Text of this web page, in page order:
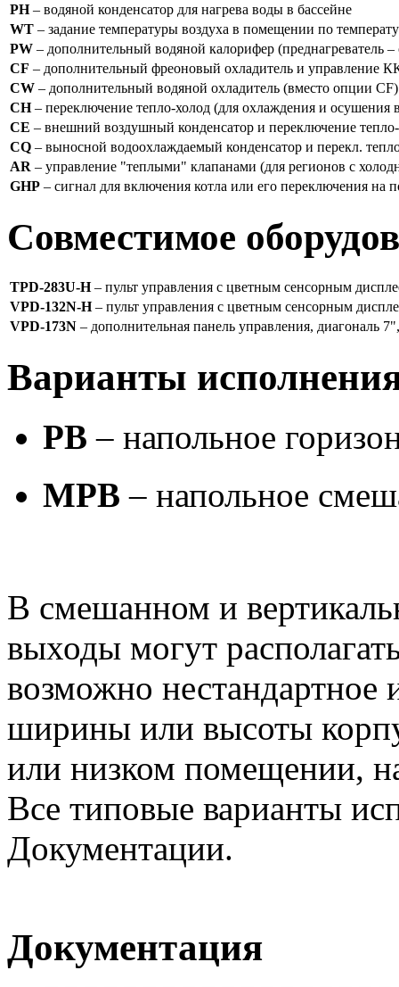
PH– водяной конденсатор для нагрева воды в бассейне
WT – задание температуры воздуха в помещении по
PW – дополнительный водяной калорифер (преднагреватель –
CF – дополнительный фреоновый охладитель и управление
CW – дополнительный водяной охладитель (вместо опции CF)
CH– переключение тепло-холод (для охлаждения и осушения
CE – внешний воздушный конденсатор и переключение
CQ – выносной водоохлаждаемый конденсатор и перекл.
AR – управление "теплыми" клапанами (для регионов с
GHP – сигнал для включения котла или его переключения
Совместимое
TPD-283U-H– пульт управления с цветным сенсорным
VPD-132N-H– пульт управления с цветным сенсорным
VPD-173N – дополнительная панель управления, диагональ
Варианты
PB – напольное
MPB – напольное
В смешанном и
выходы могут
возможно
ширины или высоты
или низком помещении,
Все типовые варианты
Документации.
Документация